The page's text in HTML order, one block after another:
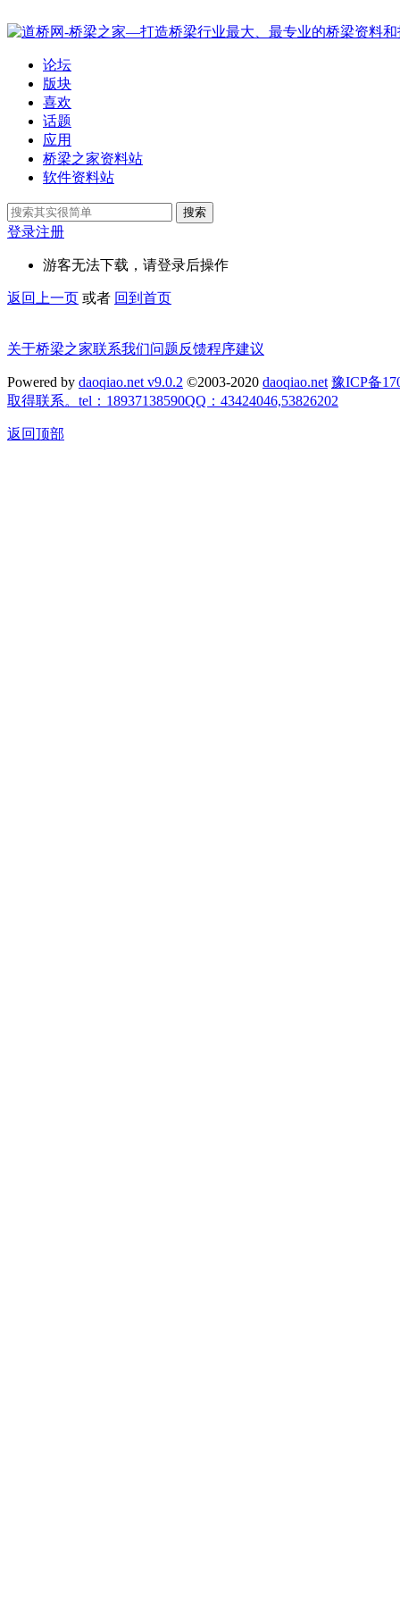
论坛
版块
喜欢
话题
应用
桥梁之家资料站
软件资料站
搜索
登录注册
游客无法下载，请登录后操作
返回上一页 或者 回到首页
关于桥梁之家联系我们问题反馈程序建议
Powered by daoqiao.net v9.0.2 ©2003-2020 daoqiao.net 豫ICP备
取得联系。tel：18937138590QQ：43424046,53826202
返回顶部